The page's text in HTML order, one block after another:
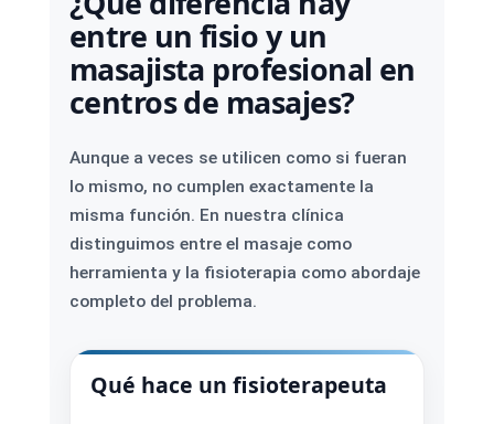
entre un fisio y un
masajista profesional en
centros de masajes?
Aunque a veces se utilicen como si fueran
lo mismo, no cumplen exactamente la
misma función. En nuestra clínica
distinguimos entre el masaje como
herramienta y la fisioterapia como abordaje
completo del problema.
Qué hace un fisioterapeuta